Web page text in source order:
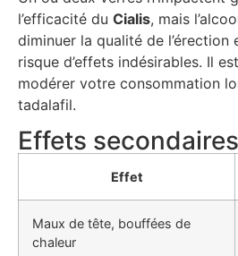
l’efficacité du Cialis, mais
diminuer la qualité de l’érection
risque d’effets indésirables. Il
modérer votre consommation
tadalafil.
Effets
Effet
Maux de tête, bouffées de
chaleur